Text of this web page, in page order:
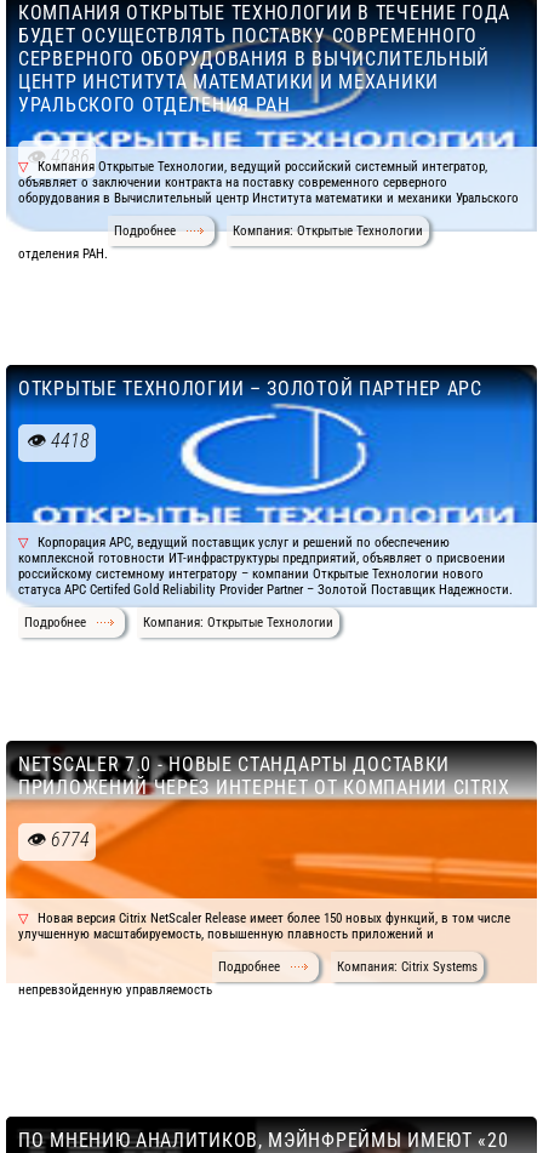
КОМПАНИЯ ОТКРЫТЫЕ ТЕХНОЛОГИИ В ТЕЧЕНИЕ ГОДА
БУДЕТ ОСУЩЕСТВЛЯТЬ ПОСТАВКУ СОВРЕМЕННОГО
СЕРВЕРНОГО ОБОРУДОВАНИЯ В ВЫЧИСЛИТЕЛЬНЫЙ
ЦЕНТР ИНСТИТУТА МАТЕМАТИКИ И МЕХАНИКИ
УРАЛЬСКОГО ОТДЕЛЕНИЯ РАН
4286
Компания Открытые Технологии, ведущий российский системный интегратор,
объявляет о заключении контракта на поставку современного серверного
оборудования в Вычислительный центр Института математики и механики Уральского
отделения РАН.
Подробнее Компания: Открытые Технологии
ОТКРЫТЫЕ ТЕХНОЛОГИИ – ЗОЛОТОЙ ПАРТНЕР АРС
4418
Корпорация АРС, ведущий поставщик услуг и решений по обеспечению
комплексной готовности ИТ-инфраструктуры предприятий, объявляет о присвоении
российскому системному интегратору – компании Открытые Технологии нового
статуса APC Certifed Gold Reliability Provider Partner – Золотой Поставщик Надежности.
Подробнее Компания: Открытые Технологии
NETSCALER 7.0 - НОВЫЕ СТАНДАРТЫ ДОСТАВКИ
ПРИЛОЖЕНИЙ ЧЕРЕЗ ИНТЕРНЕТ ОТ КОМПАНИИ CITRIX
6774
Новая версия Citrix NetScaler Release имеет более 150 новых функций, в том числе
улучшенную масштабируемость, повышенную плавность приложений и
непревзойденную управляемость
Подробнее Компания: Citrix Systems
ПО МНЕНИЮ АНАЛИТИКОВ, МЭЙНФРЕЙМЫ ИМЕЮТ «20